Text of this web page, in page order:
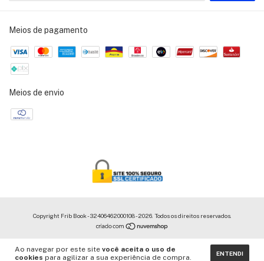
Ao navegar por este site você aceita o uso de
cookies para agilizar a sua experiência de compra. ENTENDI
Meios de pagamento
Meios de envio
Copyright Frib Book - 32406462000108 - 2026. Todos os direitos reservados.